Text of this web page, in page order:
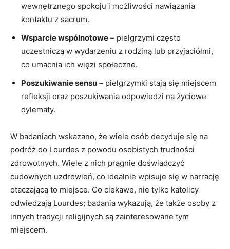
wewnętrznego spokoju i możliwości nawiązania
kontaktu z sacrum.
Wsparcie wspólnotowe – pielgrzymi często
uczestniczą w wydarzeniu z rodziną lub przyjaciółmi,
co umacnia ich więzi społeczne.
Poszukiwanie sensu – pielgrzymki stają się miejscem
refleksji oraz poszukiwania odpowiedzi na życiowe
dylematy.
W badaniach wskazano, że wiele osób decyduje się na
podróż do Lourdes z powodu osobistych trudności
zdrowotnych. Wiele z nich pragnie doświadczyć
cudownych uzdrowień, co idealnie wpisuje się w narrację
otaczającą to miejsce. Co ciekawe, nie tylko katolicy
odwiedzają Lourdes; badania wykazują, że także osoby z
innych tradycji religijnych są zainteresowane tym
miejscem.